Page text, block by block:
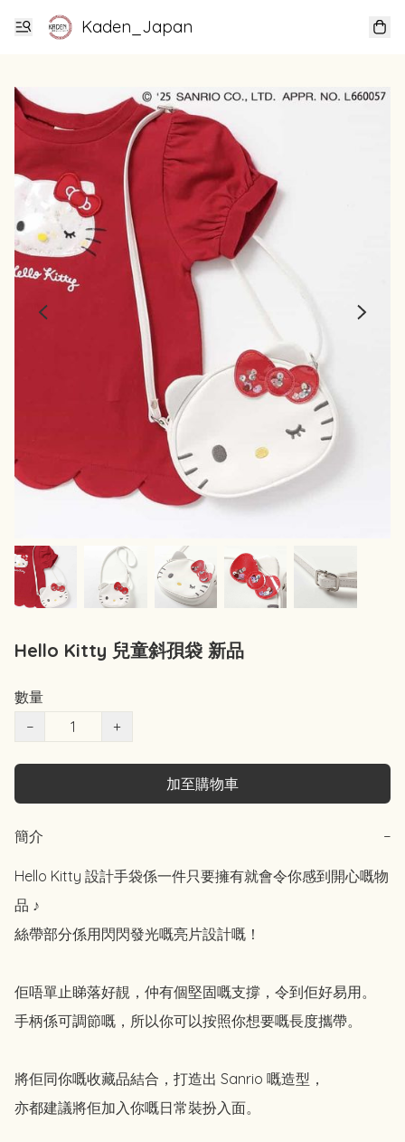
Kaden_Japan
Hello Kitty 兒童斜孭袋 新品
數量
−
+
加至購物車
簡介 −
Hello Kitty 設計手袋係一件只要擁有就會令你感到開心嘅物
品 ♪
絲帶部分係用閃閃發光嘅亮片設計嘅！
佢唔單止睇落好靚，仲有個堅固嘅支撐，令到佢好易用。
手柄係可調節嘅，所以你可以按照你想要嘅長度攜帶。
將佢同你嘅收藏品結合，打造出 Sanrio 嘅造型，
亦都建議將佢加入你嘅日常裝扮入面。